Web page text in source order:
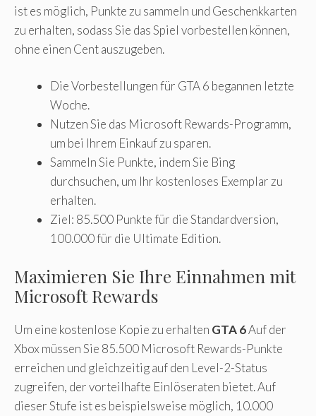
ist es möglich, Punkte zu sammeln und Geschenkkarten
zu erhalten, sodass Sie das Spiel vorbestellen können,
ohne einen Cent auszugeben.
Die Vorbestellungen für GTA 6 begannen letzte
Woche.
Nutzen Sie das Microsoft Rewards-Programm,
um bei Ihrem Einkauf zu sparen.
Sammeln Sie Punkte, indem Sie Bing
durchsuchen, um Ihr kostenloses Exemplar zu
erhalten.
Ziel: 85.500 Punkte für die Standardversion,
100.000 für die Ultimate Edition.
Maximieren Sie Ihre Einnahmen mit
Microsoft Rewards
Um eine kostenlose Kopie zu erhalten GTA 6Auf der
Xbox müssen Sie 85.500 Microsoft Rewards-Punkte
erreichen und gleichzeitig auf den Level-2-Status
zugreifen, der vorteilhafte Einlöseraten bietet. Auf
dieser Stufe ist es beispielsweise möglich, 10.000